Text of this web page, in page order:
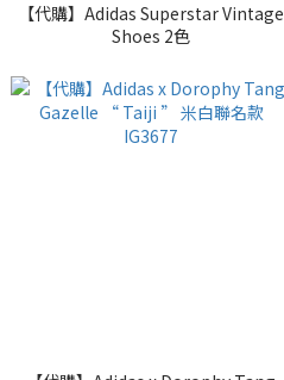
【代購】Adidas Superstar Vintage
Shoes 2色